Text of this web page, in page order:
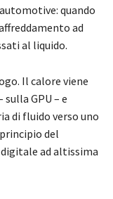
quando
ad
al liquido.
Il calore viene
GPU – e
di fluido verso uno
del
ad altissima